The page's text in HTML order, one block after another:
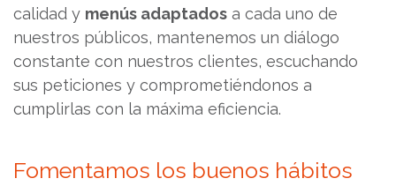
calidad y menús adaptados a cada uno de
nuestros públicos, mantenemos un diálogo
constante con nuestros clientes, escuchando
sus peticiones y comprometiéndonos a
cumplirlas con la máxima eficiencia.
Fomentamos los buenos hábitos